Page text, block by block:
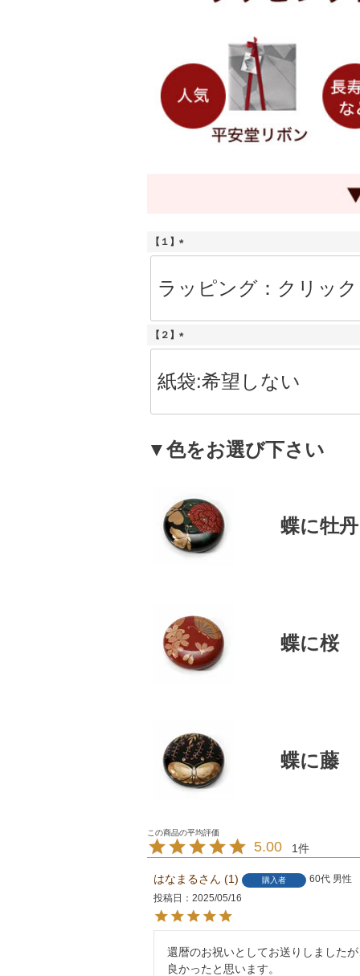
【１】
(
須
【２】
(
須
▼色をお選び下さい
蝶に牡丹
蝶に桜
蝶に藤
5.00 1
はなまる 1 購入者 60代 男性
投稿日
2025/05/16
還暦のお祝いとしてお送りしました
良かったと思います。